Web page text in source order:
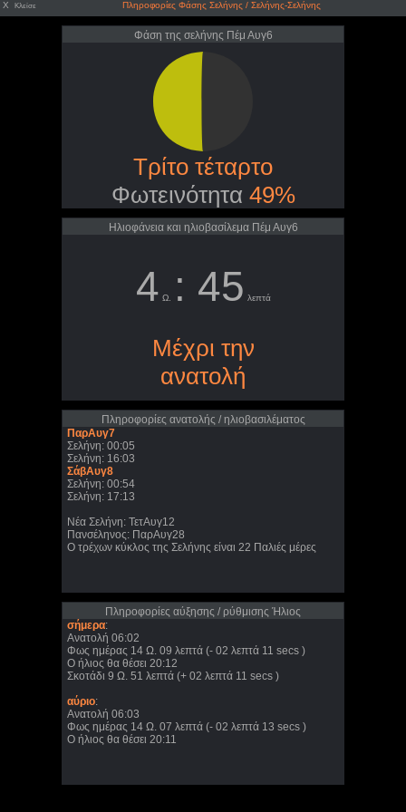
X Κλείσε Πληροφορίες Φάσης Σελήνης / Σελήνης-Σελήνης
Φάση της σελήνης Πέμ Αυγ6
Τρίτο τέταρτο
Φωτεινότητα 49%
Ηλιοφάνεια και ηλιοβασίλεμα Πέμ Αυγ6
4 Ω. : 45 λεπτά
Μέχρι την
ανατολή
Πληροφορίες ανατολής / ηλιοβασιλέματος
ΠαρΑυγ7
Σελήνη: 00:05
Σελήνη: 16:03
ΣάβΑυγ8
Σελήνη: 00:54
Σελήνη: 17:13
Νέα Σελήνη: ΤετΑυγ12
Πανσέληνος: ΠαρΑυγ28
Ο τρέχων κύκλος της Σελήνης είναι 22 Παλιές μέρες
Πληροφορίες αύξησης / ρύθμισης Ήλιος
σήμερα:
Ανατολή 06:02
Φως ημέρας 14 Ω. 09 λεπτά (- 02 λεπτά 11 secs )
Ο ήλιος θα θέσει 20:12
Σκοτάδι 9 Ω. 51 λεπτά (+ 02 λεπτά 11 secs )
αύριο:
Ανατολή 06:03
Φως ημέρας 14 Ω. 07 λεπτά (- 02 λεπτά 13 secs )
Ο ήλιος θα θέσει 20:11